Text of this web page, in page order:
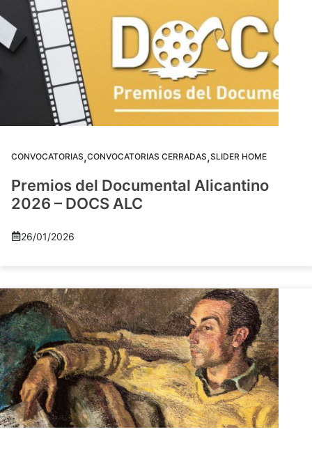
CONVOCATORIAS,CONVOCATORIAS CERRADAS,SLIDER HOME
Premios del Documental Alicantino
2026 – DOCS ALC
26/01/2026